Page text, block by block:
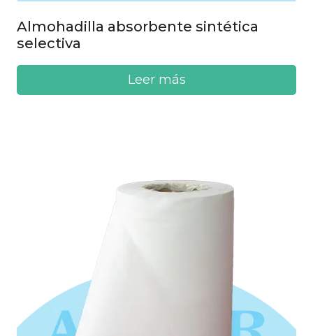
Almohadilla absorbente sintética
selectiva
Leer más